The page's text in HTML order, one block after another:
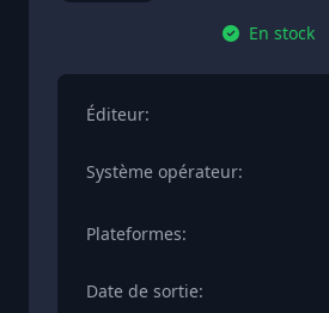
En stock
Éditeur:
Système opérateur:
Plateformes:
Date de sortie: